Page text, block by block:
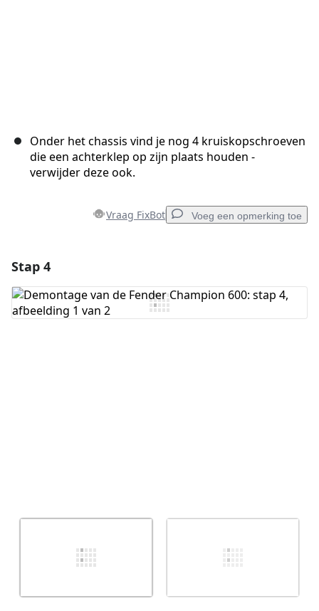
Onder het chassis vind je nog 4 kruiskopschroeven
die een achterklep op zijn plaats houden -
verwijder deze ook.
Vraag FixBot Voeg een opmerking toe
Voeg opmerking toe
Stap 4